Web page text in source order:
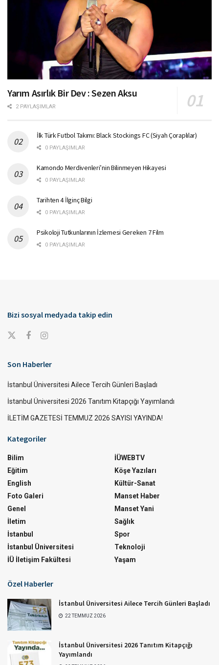
Yarım Asırlık Bir Dev : Sezen Aksu
2 PAYLAŞIMLAR
İlk Türk Futbol Takımı: Black Stockings FC (Siyah Çoraplılar)
0 PAYLAŞIMLAR
Kamondo Merdivenleri’nin Bilinmeyen Hikayesi
0 PAYLAŞIMLAR
Tarihten 4 İlginç Bilgi
0 PAYLAŞIMLAR
Psikoloji Tutkunlarının İzlemesi Gereken 7 Film
0 PAYLAŞIMLAR
Bizi sosyal medyada takip edin
Son Haberler
İstanbul Üniversitesi Ailece Tercih Günleri Başladı
İstanbul Üniversitesi 2026 Tanıtım Kitapçığı Yayımlandı
İLETİM GAZETESİ TEMMUZ 2026 SAYISI YAYINDA!
Kategoriler
Bilim
Eğitim
English
Foto Galeri
Genel
İletim
İstanbul
İstanbul Üniversitesi
İÜ İletişim Fakültesi
İÜWEBTV
Köşe Yazıları
Kültür-Sanat
Manset Haber
Manset Yani
Sağlık
Spor
Teknoloji
Yaşam
Özel Haberler
İstanbul Üniversitesi Ailece Tercih Günleri Başladı
22 TEMMUZ 2026
İstanbul Üniversitesi 2026 Tanıtım Kitapçığı
Yayımlandı